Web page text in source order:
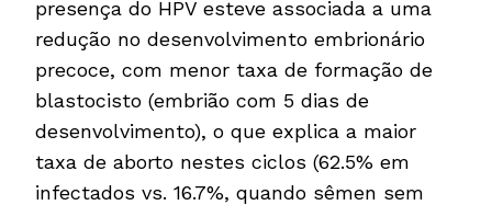
presença do HPV esteve associada a uma
redução no desenvolvimento embrionário
precoce, com menor taxa de formação de
blastocisto (embrião com 5 dias de
desenvolvimento), o que explica a maior
taxa de aborto nestes ciclos (62.5% em
infectados vs. 16.7%, quando sêmen sem